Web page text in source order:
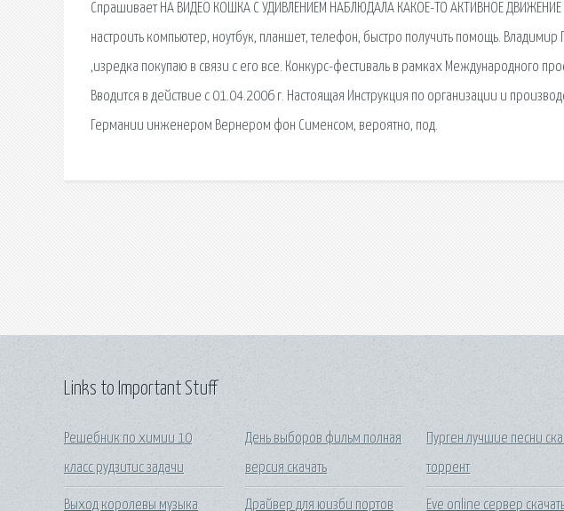
Спрашивает НА ВИДЕО КОШКА С УДИВЛЕНИЕМ НАБЛЮДАЛА КАКОЕ-ТО АКТИВНОЕ ДВИЖЕНИЕ
настроить компьютер, ноутбук, планшет, телефон, быстро получить помощь.
,изредка покупаю в связи с его все. Конкурс-фестиваль в рамках Международного
Вводится в действие с 01.04.2006 г. Настоящая Инструкция по организации и
Германии инженером Вернером фон Сименсом, вероятно, под.
Links to Important Stuff
Решебник по химии 10
класс рудзитис задачи
Выход королевы музыка
День выборов фильм полная
версия скачать
Драйвер для юизби портов
Пурген лучшие песни
торрент
Eve online сервер